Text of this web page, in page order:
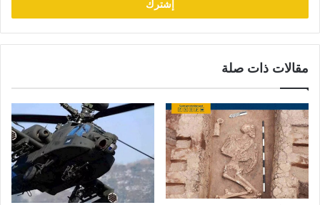
مقالات ذات صلة